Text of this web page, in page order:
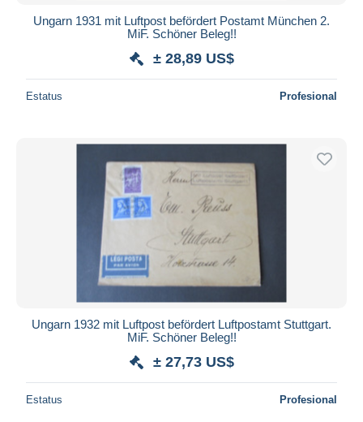
Ungarn 1931 mit Luftpost befördert Postamt München 2.
MiF. Schöner Beleg!!
± 28,89 US$
Estatus Profesional
Ungarn 1932 mit Luftpost befördert Luftpostamt Stuttgart.
MiF. Schöner Beleg!!
± 27,73 US$
Estatus Profesional